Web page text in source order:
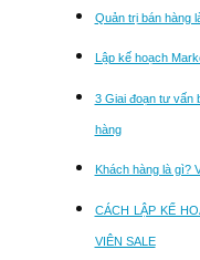
Quản trị bán hàng
Lập kế hoạch
3 Giai đoạn tư vấn
hàng
Khách hàng là gì?
CÁCH LẬP KẾ
VIÊN SALE